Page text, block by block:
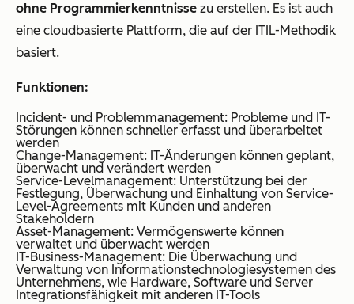
ohne Programmierkenntnisse zu erstellen. Es ist auch
eine cloudbasierte Plattform, die auf der ITIL-Methodik
basiert.
Funktionen:
Incident- und Problemmanagement: Probleme und IT-
Störungen können schneller erfasst und überarbeitet
werden
Change-Management: IT-Änderungen können geplant,
überwacht und verändert werden
Service-Levelmanagement: Unterstützung bei der
Festlegung, Überwachung und Einhaltung von Service-
Level-Agreements mit Kunden und anderen
Stakeholdern
Asset-Management: Vermögenswerte können
verwaltet und überwacht werden
IT-Business-Management: Die Überwachung und
Verwaltung von Informationstechnologiesystemen des
Unternehmens, wie Hardware, Software und Server
Integrationsfähigkeit mit anderen IT-Tools